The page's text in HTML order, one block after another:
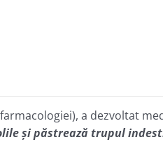
a dezvoltat
și păstrează trupul